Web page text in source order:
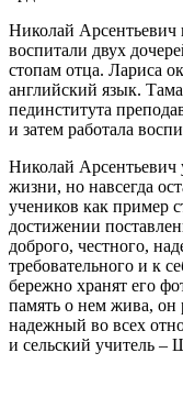
Николай
воспитали двух
стопам отца. Лариса
английский язык.
пединститута
и затем работала
Николай Арсентьевич
жизни, но навсегда
учеников как пример
достижении
доброго, честного,
требовательного и к
бережно хранят его
память о нем жива, он
надежный во всех
и сельский учитель –